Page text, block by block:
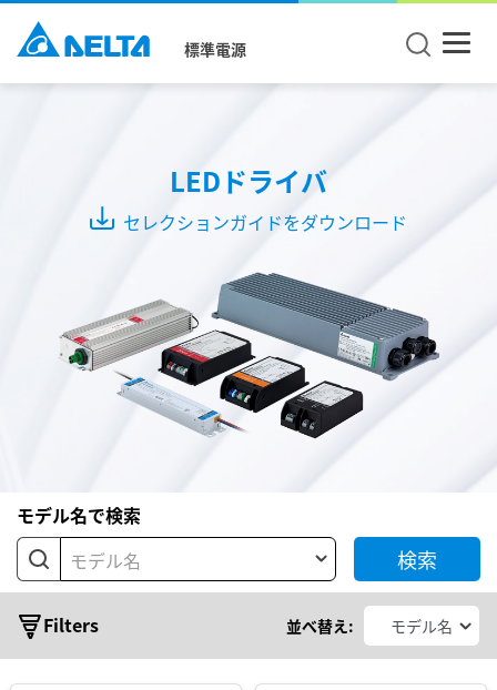
標準電源
LEDドライバ
セレクションガイドをダウンロード
モデル名で検索
モデル名
検索
Filters 並べ替え:
Mode
ズ
EUCI
EUCI
LITE